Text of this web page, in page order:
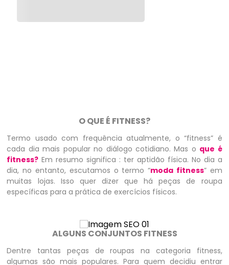
O QUE É FITNESS?
Termo usado com frequência atualmente, o “fitness” é
cada dia mais popular no diálogo cotidiano. Mas o que é
fitness? Em resumo significa : ter aptidão física. No dia a
dia, no entanto, escutamos o termo “moda fitness” em
muitas lojas. Isso quer dizer que há peças de roupa
específicas para a prática de exercícios físicos.
ALGUNS CONJUNTOS FITNESS
Dentre tantas peças de roupas na categoria fitness,
algumas são mais populares. Para quem decidiu entrar